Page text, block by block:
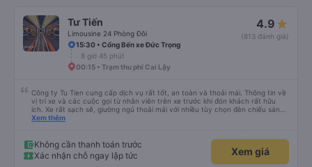
Tư Tiến
Limousine 24 Phòng Đôi
4.9
(813 đánh giá)
15:30 • Cổng Bến xe Đức Trọng
8 giờ 45 phút
00:15 • Trạm thu phí Cai Lậy
Công ty Tu Tien cung cấp dịch vụ rất tốt, an toàn và thoải mái. Thông tin về
vị trí xe và các cuộc gọi từ nhân viên trên xe trước khi đón khách rất hữu
ích. Xe rất sạch sẽ, giường ngủ thoải mái với nhiều tùy chọn đèn chiếu sáng
và cổng USB được đặt ở vị trí thuận tiện. Nhân viên rất lịch sự và xe đến
Xem thêm
Không cần thanh toán trước
Xác nhận chỗ ngay lập tức
Xem giá